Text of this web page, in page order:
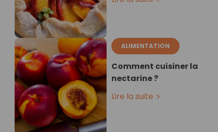
ALIMENTATION
Comment cuisiner la
nectarine ?
Lire la suite